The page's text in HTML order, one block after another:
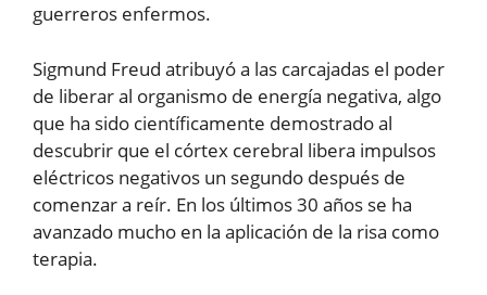
guerreros enfermos.
Sigmund Freud atribuyó a las carcajadas el poder
de liberar al organismo de energía negativa, algo
que ha sido científicamente demostrado al
descubrir que el córtex cerebral libera impulsos
eléctricos negativos un segundo después de
comenzar a reír. En los últimos 30 años se ha
avanzado mucho en la aplicación de la risa como
terapia.